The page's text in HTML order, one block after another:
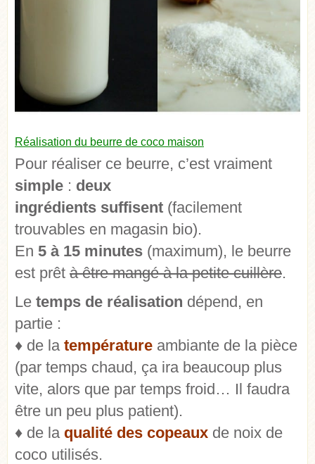
Réalisation du beurre de coco maison
Pour réaliser ce beurre, c’est vraiment
simple : deux
ingrédients suffisent (facilement
trouvables en magasin bio).
En 5 à 15 minutes (maximum), le beurre
est prêt à être mangé à la petite cuillère.
Le temps de réalisation dépend, en
partie :
♦ de la température ambiante de la pièce
(par temps chaud, ça ira beaucoup plus
vite, alors que par temps froid… Il faudra
être un peu plus patient).
♦ de la qualité des copeaux de noix de
coco utilisés.